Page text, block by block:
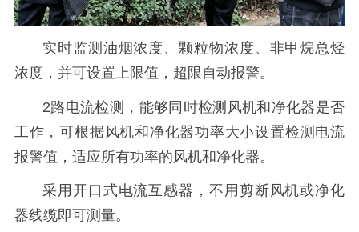
实时监测油烟浓度、颗粒物浓度、非甲烷总烃
浓度，并可设置上限值，超限自动报警。
2路电流检测，能够同时检测风机和净化器是否
工作，可根据风机和净化器功率大小设置检测电流
报警值，适应所有功率的风机和净化器。
采用开口式电流互感器，不用剪断风机或净化
器线缆即可测量。